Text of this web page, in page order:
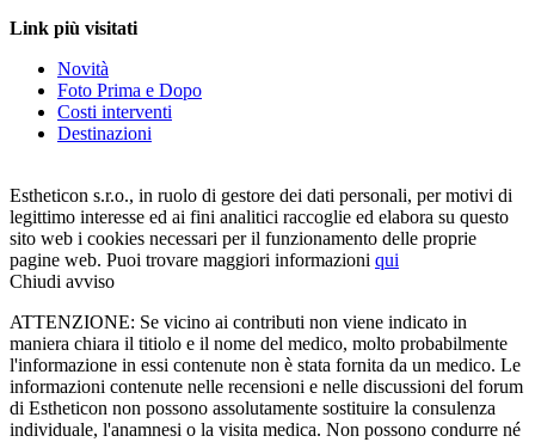
Link più visitati
Novità
Foto Prima e Dopo
Costi interventi
Destinazioni
Estheticon s.r.o., in ruolo di gestore dei dati personali, per motivi di
legittimo interesse ed ai fini analitici raccoglie ed elabora su questo
sito web i cookies necessari per il funzionamento delle proprie
pagine web. Puoi trovare maggiori informazioni qui
Chiudi avviso
ATTENZIONE: Se vicino ai contributi non viene indicato in
maniera chiara il titiolo e il nome del medico, molto probabilmente
l'informazione in essi contenute non è stata fornita da un medico. Le
informazioni contenute nelle recensioni e nelle discussioni del forum
di Estheticon non possono assolutamente sostituire la consulenza
individuale, l'anamnesi o la visita medica. Non possono condurre né